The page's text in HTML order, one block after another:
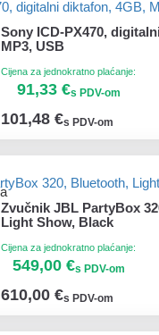
Sony ICD-PX470,
MP3, USB
Cijena za jednokratno plaćanje:
91,33 €s PDV-om
101,48 €s PDV-om
Zvučnik JBL PartyBox
Light Show, Black
Cijena za jednokratno plaćanje:
549,00 €s PDV-om
610,00 €s PDV-om